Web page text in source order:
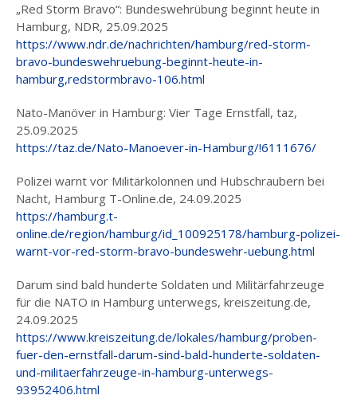
„Red Storm Bravo“: Bundeswehrübung beginnt heute in
Hamburg, NDR, 25.09.2025
https://www.ndr.de/nachrichten/hamburg/red-storm-
bravo-bundeswehruebung-beginnt-heute-in-
hamburg,redstormbravo-106.html
Nato-Manöver in Hamburg: Vier Tage Ernstfall, taz,
25.09.2025
https://taz.de/Nato-Manoever-in-Hamburg/!6111676/
Polizei warnt vor Militärkolonnen und Hubschraubern bei
Nacht, Hamburg T-Online.de, 24.09.2025
https://hamburg.t-
online.de/region/hamburg/id_100925178/hamburg-polizei-
warnt-vor-red-storm-bravo-bundeswehr-uebung.html
Darum sind bald hunderte Soldaten und Militärfahrzeuge
für die NATO in Hamburg unterwegs, kreiszeitung.de,
24.09.2025
https://www.kreiszeitung.de/lokales/hamburg/proben-
fuer-den-ernstfall-darum-sind-bald-hunderte-soldaten-
und-militaerfahrzeuge-in-hamburg-unterwegs-
93952406.html